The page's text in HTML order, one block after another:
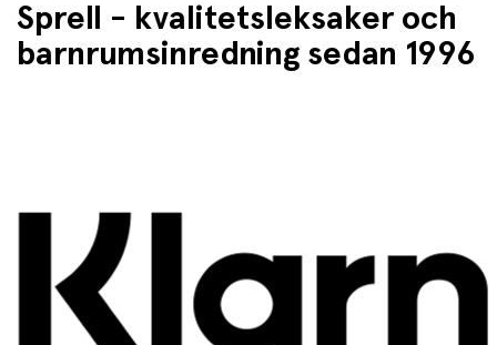
Sprell - kvalitetsleksaker och
barnrumsinredning sedan 1996